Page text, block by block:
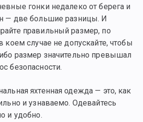
гонки недалеко от берега и
— две большие разницы. И
правильный размер, по
коем случае не допускайте, чтобы
размер значительно превышал
безопасности.
яхтенная одежда — это, как
и узнаваемо. Одевайтесь
и удобно.